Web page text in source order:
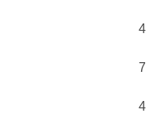
4
7
4